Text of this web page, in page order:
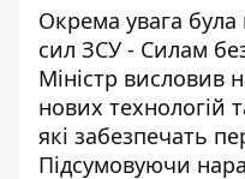
Окрема увага
сил ЗСУ - Силам
Міністр висловив
нових технологій
які забезпечать
Підсумовуючи